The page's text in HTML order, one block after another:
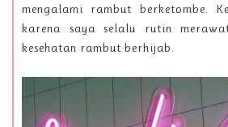
mengalami rambut berketombe.
karena saya selalu rutin
kesehatan rambut berhijab.